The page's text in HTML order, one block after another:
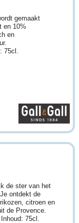
gemaakt
en 10%
en
de ster van het
ontdekt de
citroen en
de Provence.
75cl.